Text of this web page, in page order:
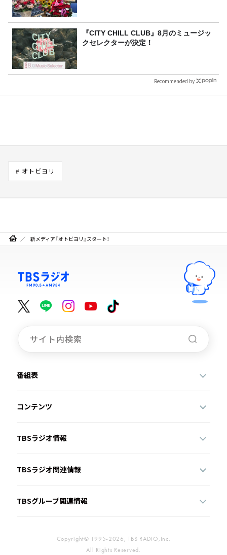
『CITY CHILL CLUB』8月のミュージッ
クセレクターが決定！
Recommended by
# オトビヨリ
新メディア『オトビヨリ』スタート！
番組表
コンテンツ
TBSラジオ情報
TBSラジオ関連情報
TBSグループ関連情報
Copyright© 1995-2026, TBS RADIO,Inc.
All Rights Reserved.